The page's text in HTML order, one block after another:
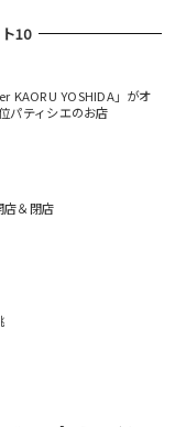
10
KAORU YOSHIDA」がオ
パティシエのお店
店＆閉店